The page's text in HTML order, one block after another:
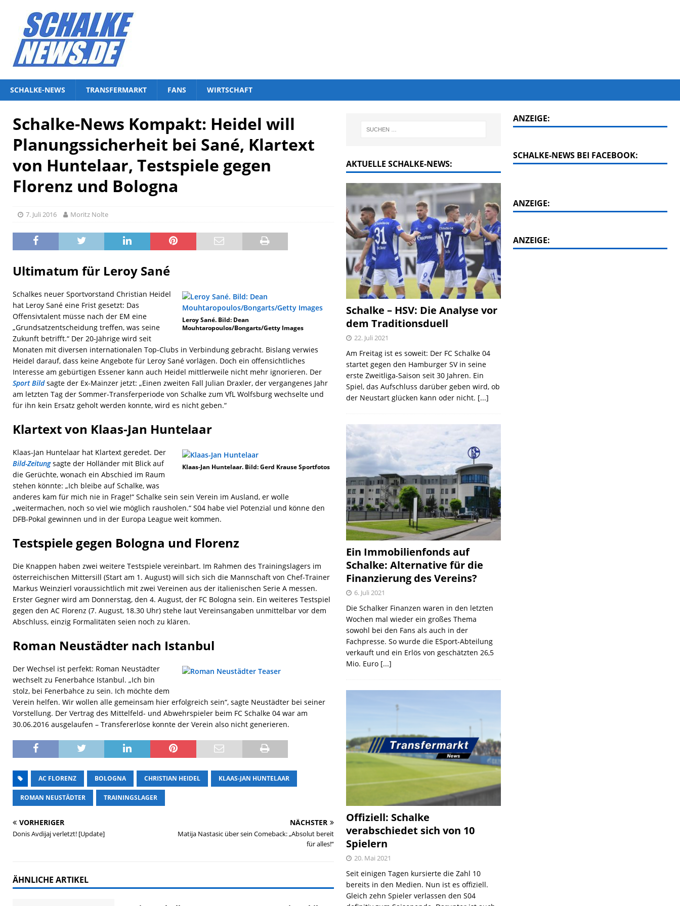
SCHALKE-NEWS TRANSFERMARKT FANS WIRTSCHAFT
Schalke-News Kompakt: Heidel will
Planungssicherheit bei Sané, Klartext
von Huntelaar, Testspiele gegen
Florenz und Bologna
7. Juli 2016 Moritz Nolte
Ultimatum für Leroy Sané
Leroy Sané. Bild: Dean
Mouhtaropoulos/Bongarts/Getty Images
Schalkes neuer Sportvorstand Christian Heidel
hat Leroy Sané eine Frist gesetzt: Das
Offensivtalent müsse nach der EM eine
„Grundsatzentscheidung treffen, was seine
Zukunft betrifft.“ Der 20-Jährige wird seit
Monaten mit diversen internationalen Top-Clubs in Verbindung gebracht. Bislang verwies
Heidel darauf, dass keine Angebote für Leroy Sané vorlägen. Doch ein offensichtliches
Interesse am gebürtigen Essener kann auch Heidel mittlerweile nicht mehr ignorieren. Der
Sport Bildsagte der Ex-Mainzer jetzt: „Einen zweiten Fall Julian Draxler, der vergangenes Jahr
am letzten Tag der Sommer-Transferperiode von Schalke zum VfL Wolfsburg wechselte und
für ihn kein Ersatz geholt werden konnte, wird es nicht geben.“
Klartext von Klaas-Jan Huntelaar
Klaas-Jan Huntelaar. Bild: Gerd Krause Sportfotos
Klaas-Jan Huntelaar hat Klartext geredet. Der
Bild-Zeitungsagte der Holländer mit Blick auf
die Gerüchte, wonach ein Abschied im Raum
stehen könnte: „Ich bleibe auf Schalke, was
anderes kam für mich nie in Frage!“ Schalke sein sein Verein im Ausland, er wolle
„weitermachen, noch so viel wie möglich rausholen.“ S04 habe viel Potenzial und könne den
DFB-Pokal gewinnen und in der Europa League weit kommen.
Testspiele gegen Bologna und Florenz
Die Knappen haben zwei weitere Testspiele vereinbart. Im Rahmen des Trainingslagers im
österreichischen Mittersill (Start am 1. August) will sich sich die Mannschaft von Chef-Trainer
Markus Weinzierl voraussichtlich mit zwei Vereinen aus der italienischen Serie A messen.
Erster Gegner wird am Donnerstag, den 4. August, der FC Bologna sein. Ein weiteres Testspiel
gegen den AC Florenz (7. August, 18.30 Uhr) stehe laut Vereinsangaben unmittelbar vor dem
Abschluss, einzig Formalitäten seien noch zu klären.
Roman Neustädter nach Istanbul
Der Wechsel ist perfekt: Roman Neustädter
wechselt zu Fenerbahce Istanbul. „Ich bin
stolz, bei Fenerbahce zu sein. Ich möchte dem
Verein helfen. Wir wollen alle gemeinsam hier erfolgreich sein“, sagte Neustädter bei seiner
Vorstellung. Der Vertrag des Mittelfeld- und Abwehrspieler beim FC Schalke 04 war am
30.06.2016 ausgelaufen – Transfererlöse konnte der Verein also nicht generieren.
AC FLORENZ BOLOGNA CHRISTIAN HEIDEL KLAAS-JAN HUNTELAAR
ROMAN NEUSTÄDTER TRAININGSLAGER
VORHERIGER
Donis Avdijaj verletzt! [Update]
NÄCHSTER
Matija Nastasic über sein Comeback: „Absolut bereit
für alles!“
ÄHNLICHE ARTIKEL
AKTUELLE SCHALKE-NEWS:
Schalke – HSV: Die Analyse vor
dem Traditionsduell
22. Juli 2021
Am Freitag ist es soweit: Der FC Schalke 04
startet gegen den Hamburger SV in seine
erste Zweitliga-Saison seit 30 Jahren. Ein
Spiel, das Aufschluss darüber geben wird, ob
der Neustart glücken kann oder nicht. [...]
Ein Immobilienfonds auf
Schalke: Alternative für die
Finanzierung des Vereins?
6. Juli 2021
Die Schalker Finanzen waren in den letzten
Wochen mal wieder ein großes Thema
sowohl bei den Fans als auch in der
Fachpresse. So wurde die ESport-Abteilung
verkauft und ein Erlös von geschätzten 26,5
Mio. Euro [...]
Offiziell: Schalke
verabschiedet sich von 10
Spielern
20. Mai 2021
Seit einigen Tagen kursierte die Zahl 10
bereits in den Medien. Nun ist es offiziell.
Gleich zehn Spieler verlassen den S04
ANZEIGE:
SCHALKE-NEWS BEI FACEBOOK:
ANZEIGE:
ANZEIGE: